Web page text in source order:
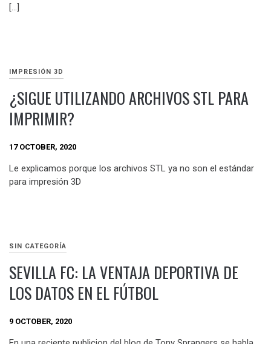
[…]
IMPRESIÓN 3D
¿SIGUE UTILIZANDO ARCHIVOS STL PARA
IMPRIMIR?
17 OCTOBER, 2020
Le explicamos porque los archivos STL ya no son el estándar
para impresión 3D
SIN CATEGORÍA
SEVILLA FC: LA VENTAJA DEPORTIVA DE
LOS DATOS EN EL FÚTBOL
9 OCTOBER, 2020